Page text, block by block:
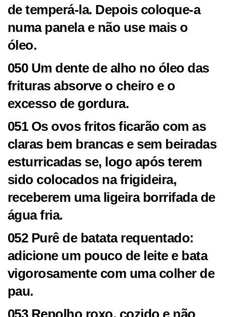
de temperá-la. Depois coloque-a
numa panela e não use mais o
óleo.
050 Um dente de alho no óleo das
frituras absorve o cheiro e o
excesso de gordura.
051 Os ovos fritos ficarão com as
claras bem brancas e sem beiradas
esturricadas se, logo após terem
sido colocados na frigideira,
receberem uma ligeira borrifada de
água fria.
052 Purê de batata requentado:
adicione um pouco de leite e bata
vigorosamente com uma colher de
pau.
053 Repolho roxo, cozido e não